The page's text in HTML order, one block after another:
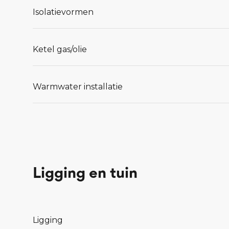
Isolatievormen
Ketel gas/olie
Warmwater installatie
Ligging en tuin
Ligging